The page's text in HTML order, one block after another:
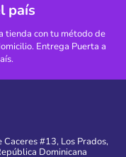
país
tienda con tu método de
Entrega Puerta a
#13, Los Prados,
Dominicana